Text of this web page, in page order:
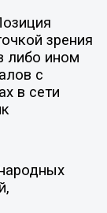
зрения
либо ином
с
в сети